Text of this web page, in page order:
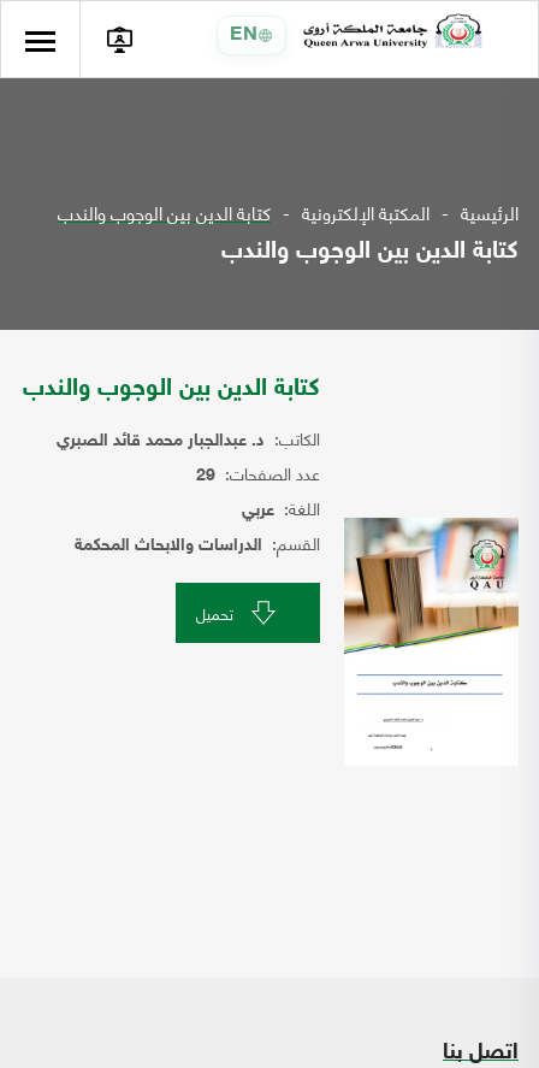
EN
الرئيسية المكتبة الإلكترونية كتابة الدين بين الوجوب والندب
كتابة الدين بين الوجوب والندب
كتابة الدين بين الوجوب والندب
الكاتب: د. عبدالجبار محمد قائد الصبري
عدد الصفحات: 29
اللغة: عربي
القسم: الدراسات والابحاث المحكمة
تحميل
اتصل بنا